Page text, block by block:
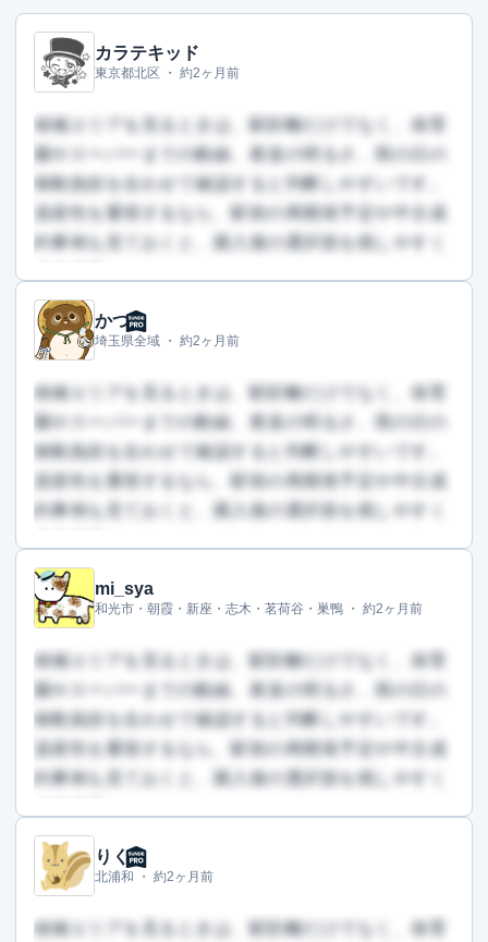
カラテキッド
東京都北区 ・ 約2ヶ月前
候補エリアを見るときは、駅距離だけでなく、保育
園やスーパーまでの動線、夜道の明るさ、雨の日の
移動負担を合わせて確認すると判断しやすいです。
資産性を重視するなら、駅前の再開発予定や中古成
約事例も見ておくと、購入後の選択肢を残しやすく
この回答を読むには会員登録が必要です
（文字数：659文字）
かつ
埼玉県全域 ・ 約2ヶ月前
候補エリアを見るときは、駅距離だけでなく、保育
園やスーパーまでの動線、夜道の明るさ、雨の日の
移動負担を合わせて確認すると判断しやすいです。
資産性を重視するなら、駅前の再開発予定や中古成
約事例も見ておくと、購入後の選択肢を残しやすく
この回答を読むには会員登録が必要です
（文字数：1034文字）
mi_sya
和光市・朝霞・新座・志木・茗荷谷・巣鴨 ・ 約2ヶ月前
候補エリアを見るときは、駅距離だけでなく、保育
園やスーパーまでの動線、夜道の明るさ、雨の日の
移動負担を合わせて確認すると判断しやすいです。
資産性を重視するなら、駅前の再開発予定や中古成
約事例も見ておくと、購入後の選択肢を残しやすく
この回答を読むには会員登録が必要です
（文字数：487文字）
りく
北浦和 ・ 約2ヶ月前
候補エリアを見るときは、駅距離だけでなく、保育